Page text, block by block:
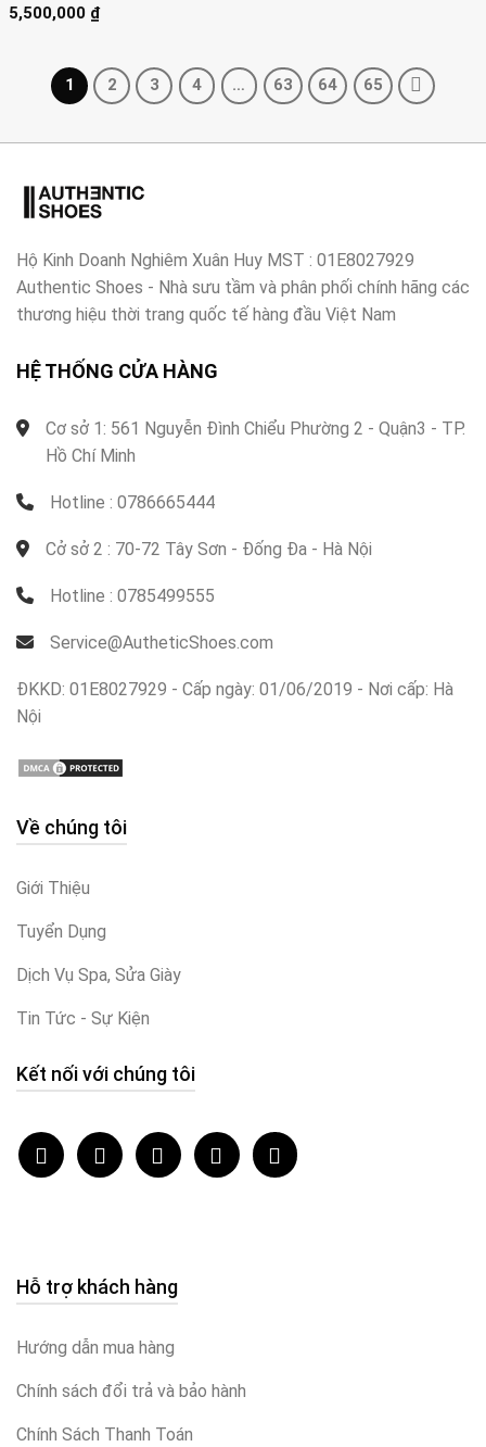
Được xếp
5,500,000 ₫
1 2 3 4 … 63 64 65
Hộ Kinh Doanh Nghiêm Xuân Huy MST : 01E8027929
Authentic Shoes - Nhà sưu tầm và phân phối chính hãng các
thương hiệu thời trang quốc tế hàng đầu Việt Nam
HỆ THỐNG CỬA HÀNG
Cơ sở 1: 561 Nguyễn Đình Chiểu Phường 2 - Quận3 - TP.
Hồ Chí Minh
Hotline : 0786665444
Cở sở 2 : 70-72 Tây Sơn - Đống Đa - Hà Nội
Hotline : 0785499555
Service@AutheticShoes.com
ĐKKD: 01E8027929 - Cấp ngày: 01/06/2019 - Nơi cấp: Hà
Nội
Về chúng tôi
Giới Thiệu
Tuyển Dụng
Dịch Vụ Spa, Sửa Giày
Tin Tức - Sự Kiện
Kết nối với chúng tôi
Hỗ trợ khách hàng
Hướng dẫn mua hàng
Chính sách đổi trả và bảo hành
Chính Sách Thanh Toán